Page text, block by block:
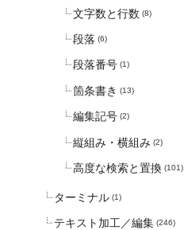
文字数と行数 (8)
段落 (6)
段落番号 (1)
箇条書き (13)
編集記号 (2)
縦組み・横組み (2)
高度な検索と置換 (101)
ターミナル (1)
テキスト加工／編集 (246)